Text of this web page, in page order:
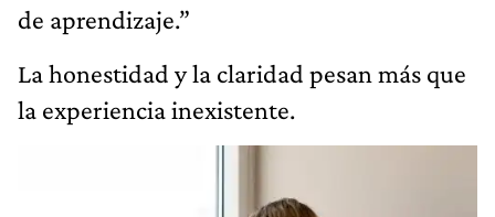
de aprendizaje.”
La honestidad y la claridad pesan más que
la experiencia inexistente.